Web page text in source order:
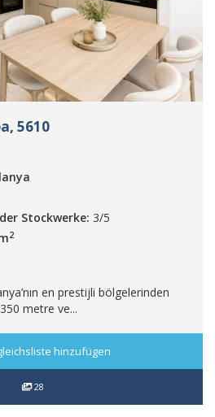
5610
Stockwerke: 3/5
2
en prestijli bölgelerinden
metre ve...
hinzufügen
28